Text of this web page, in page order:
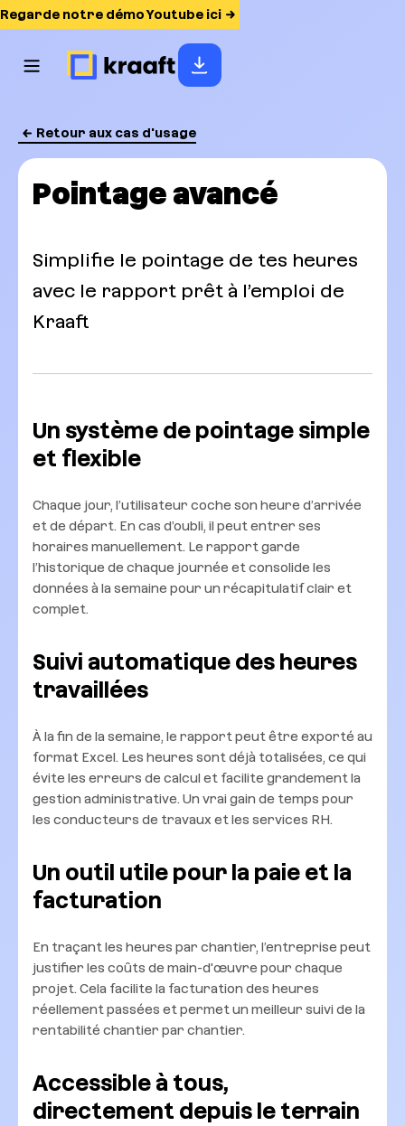
Regarde notre démo Youtube ici
Retour aux cas d'usage
Pointage avancé
Simplifie le pointage de tes heures
avec le rapport prêt à l’emploi de
Kraaft
Un système de pointage simple
et flexible
Chaque jour, l’utilisateur coche son heure d’arrivée
et de départ. En cas d’oubli, il peut entrer ses
horaires manuellement. Le rapport garde
l’historique de chaque journée et consolide les
données à la semaine pour un récapitulatif clair et
complet.
Suivi automatique des heures
travaillées
À la fin de la semaine, le rapport peut être exporté au
format Excel. Les heures sont déjà totalisées, ce qui
évite les erreurs de calcul et facilite grandement la
gestion administrative. Un vrai gain de temps pour
les conducteurs de travaux et les services RH.
Un outil utile pour la paie et la
facturation
En traçant les heures par chantier, l’entreprise peut
justifier les coûts de main-d'œuvre pour chaque
projet. Cela facilite la facturation des heures
réellement passées et permet un meilleur suivi de la
rentabilité chantier par chantier.
Accessible à tous,
directement depuis le terrain